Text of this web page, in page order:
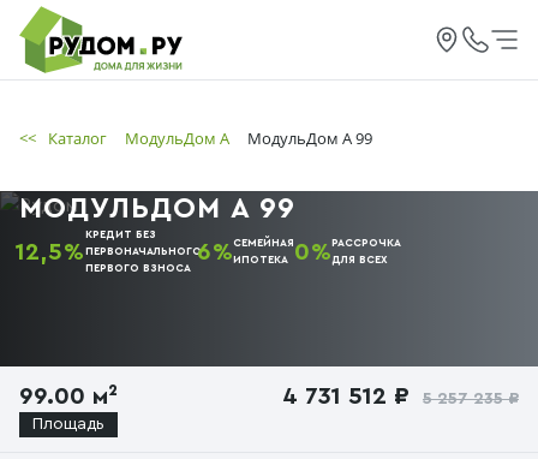
<< Каталог МодульДом А МодульДом А 99
МОДУЛЬДОМ А 99
12,5%
КРЕДИТ БЕЗ
ПЕРВОНАЧАЛЬНОГО
ПЕРВОГО ВЗНОСА
6%СЕМЕЙНАЯ
ИПОТЕКА
0%РАССРОЧКА
ДЛЯ ВСЕХ
99.00 м²
Площадь
4 731 512 ₽ 5 257 235 ₽